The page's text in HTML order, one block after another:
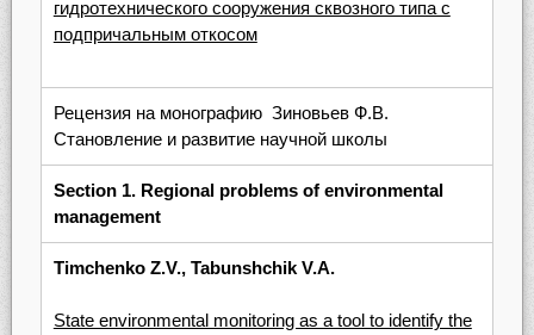
гидротехнического сооружения сквозного типа с
подпричальным откосом
Рецензия на монографию Зиновьев Ф.В.
Становление и развитие научной школы
Section 1. Regional problems of environmental
management
Timchenko Z.V., Tabunshchik V.A.
State environmental monitoring as a tool to identify the